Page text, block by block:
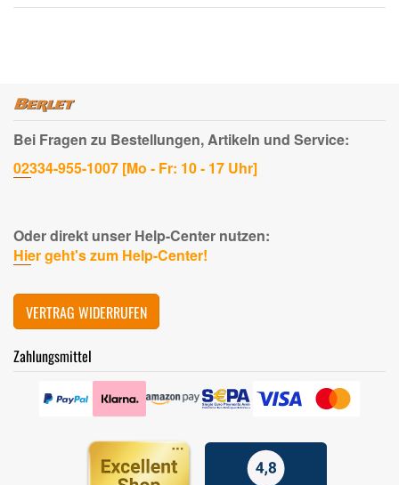
Bei Fragen zu Bestellungen, Artikeln und Service:
02334-955-1007 [Mo - Fr: 10 - 17 Uhr]
Oder direkt unser Help-Center nutzen:
Hier geht's zum Help-Center!
VERTRAG WIDERRUFEN
Zahlungsmittel